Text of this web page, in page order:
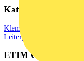
Kategorien
Klemmen, Steckverbinder
Leiterplattensteckverbinder
ETIM Group